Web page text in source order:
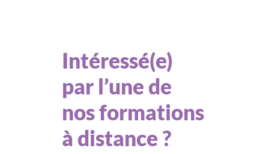
Intéressé(e)
par l’une de
nos formations
à distance ?